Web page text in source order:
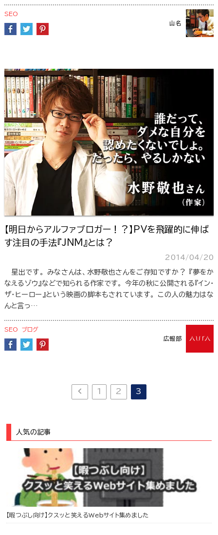
山名
SEO
【明日からアルファブロガー！？】PVを飛躍的に伸ば
す注目の手法『JNM』とは？
2014/04/20
星出です。 みなさんは、水野敬也さんをご存知ですか？ 『夢をか
なえるゾウ』などで知られる作家です。 今年の秋に公開される『イン・
ザ・ヒーロー』という映画の脚本もされています。 この人の魅力はな
んと言っ…
広報部
SEO ブログ
1 2 3
人気の記事
【暇つぶし向け】クスッと笑えるWebサイト集めました